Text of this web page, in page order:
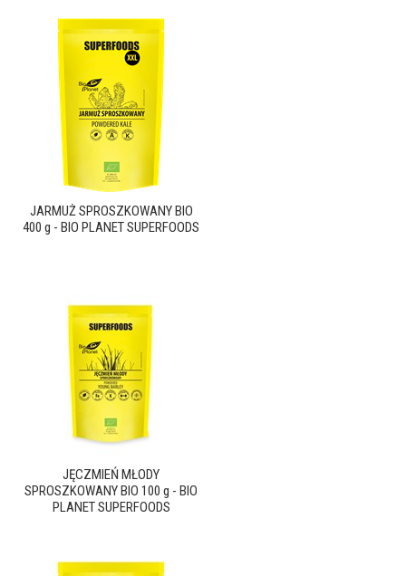
JARMUŻ SPROSZKOWANY BIO
400 g - BIO PLANET SUPERFOODS
JĘCZMIEŃ MŁODY
SPROSZKOWANY BIO 100 g - BIO
PLANET SUPERFOODS